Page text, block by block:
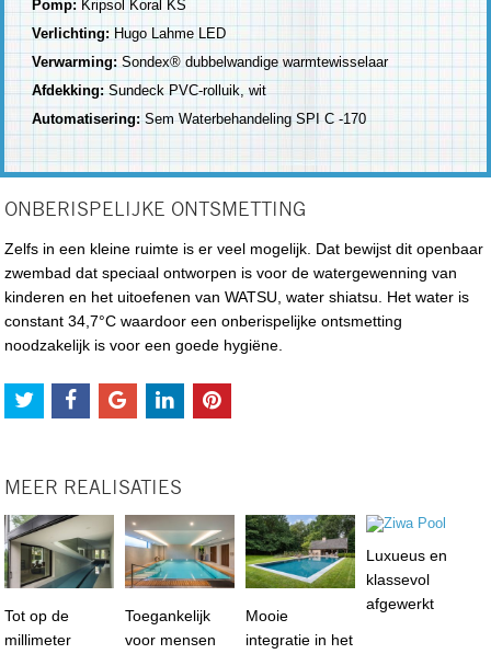
Pomp: Kripsol Koral KS
Verlichting: Hugo Lahme LED
Verwarming:Sondex® dubbelwandige warmtewisselaar
Afdekking:Sundeck PVC-rolluik, wit
Automatisering:Sem Waterbehandeling SPI C -170
ONBERISPELIJKE ONTSMETTING
Zelfs in een kleine ruimte is er veel mogelijk. Dat bewijst dit openbaar
zwembad dat speciaal ontworpen is voor de watergewenning van
kinderen en het uitoefenen van WATSU, water shiatsu. Het water is
constant 34,7°C waardoor een onberispelijke ontsmetting
noodzakelijk is voor een goede hygiëne.
MEER REALISATIES
Tot op de
millimeter
Toegankelijk
voor mensen
Mooie
integratie in het
Luxueus en
klassevol
afgewerkt